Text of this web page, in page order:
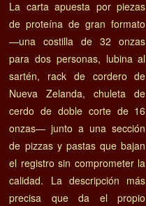
La carta apuesta por piezas
de proteína de gran formato
—una costilla de 32 onzas
para dos personas, lubina al
sartén, rack de cordero de
Nueva Zelanda, chuleta de
cerdo de doble corte de 16
onzas— junto a una sección
de pizzas y pastas que bajan
el registro sin comprometer la
calidad. La descripción más
precisa que da el propio